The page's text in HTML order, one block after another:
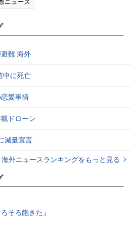
難 海外
中に死亡
愛事情
ドローン
減量宣言
海外ニュースランキングをもっと見る
そろ飽きた」